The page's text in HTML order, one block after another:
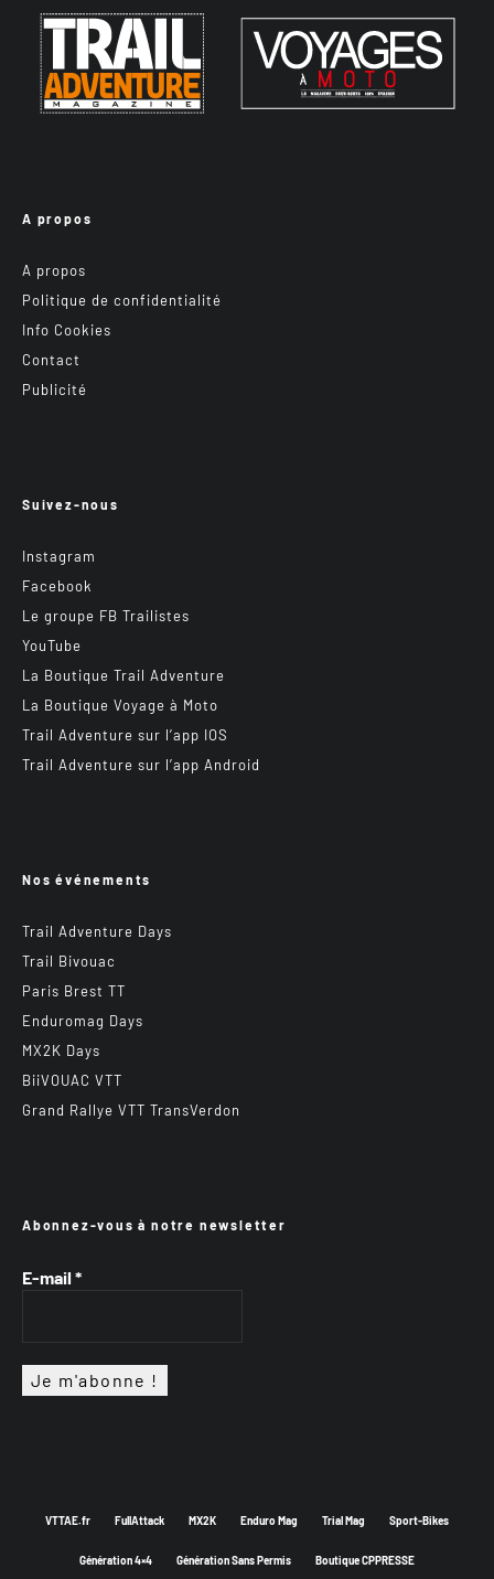
A propos
A propos
Politique de confidentialité
Info Cookies
Contact
Publicité
Suivez-nous
Instagram
Facebook
Le groupe FB Trailistes
YouTube
La Boutique Trail Adventure
La Boutique Voyage à Moto
Trail Adventure sur l’app IOS
Trail Adventure sur l’app Android
Nos événements
Trail Adventure Days
Trail Bivouac
Paris Brest TT
Enduromag Days
MX2K Days
BiiVOUAC VTT
Grand Rallye VTT TransVerdon
Abonnez-vous à notre newsletter
E-mail *
VTTAE.fr FullAttack MX2K Enduro Mag Trial Mag Sport-Bikes
Génération 4×4 Génération Sans Permis Boutique CPPRESSE